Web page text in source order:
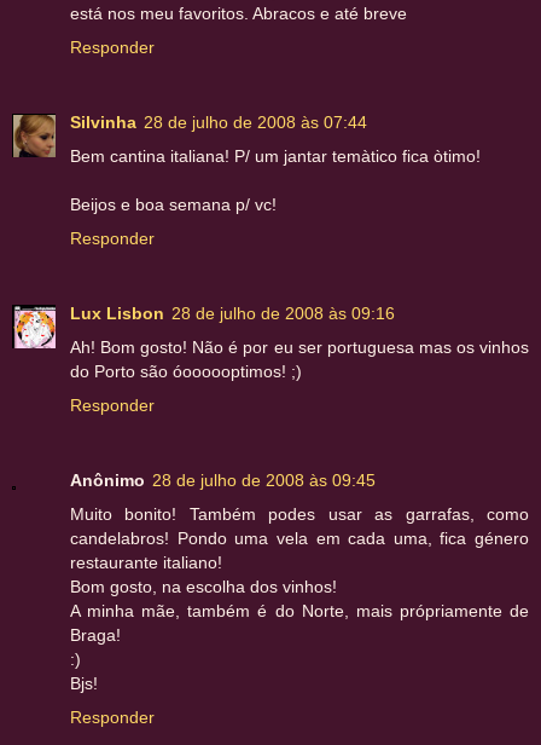
está nos meu favoritos. Abracos e até breve
Responder
Silvinha 28 de julho de 2008 às 07:44
Bem cantina italiana! P/ um jantar temàtico fica òtimo!
Beijos e boa semana p/ vc!
Responder
Lux Lisbon 28 de julho de 2008 às 09:16
Ah! Bom gosto! Não é por eu ser portuguesa mas os vinhos
do Porto são óoooooptimos! ;)
Responder
Anônimo 28 de julho de 2008 às 09:45
Muito bonito! Também podes usar as garrafas, como
candelabros! Pondo uma vela em cada uma, fica género
restaurante italiano!
Bom gosto, na escolha dos vinhos!
A minha mãe, também é do Norte, mais própriamente de
Braga!
:)
Bjs!
Responder